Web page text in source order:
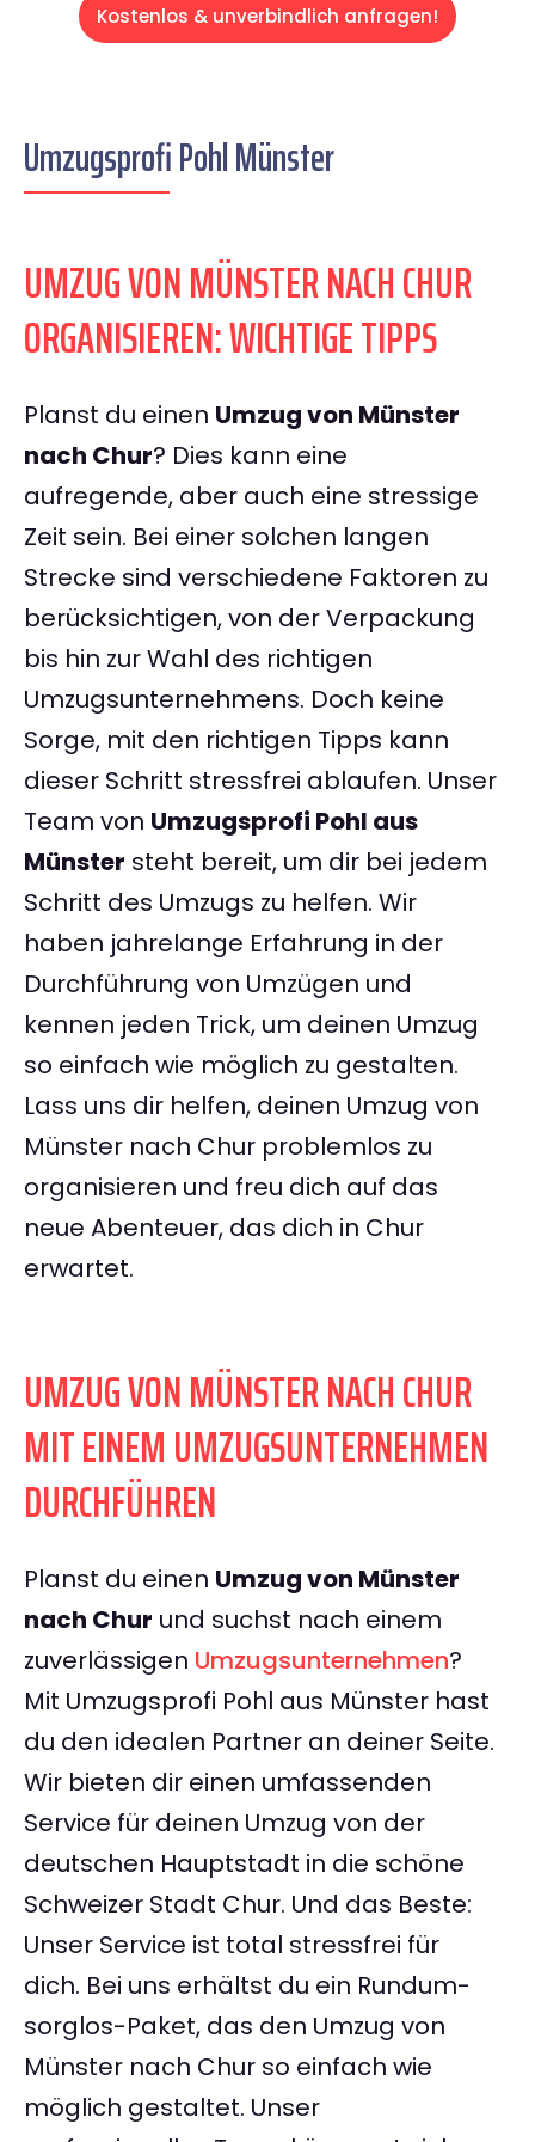
Kostenlos & unverbindlich anfragen!
Umzugsprofi Pohl Münster
UMZUG VON MÜNSTER NACH CHUR
ORGANISIEREN: WICHTIGE TIPPS
Planst du einen Umzug von Münster
nach Chur? Dies kann eine
aufregende, aber auch eine stressige
Zeit sein. Bei einer solchen langen
Strecke sind verschiedene Faktoren zu
berücksichtigen, von der Verpackung
bis hin zur Wahl des richtigen
Umzugsunternehmens. Doch keine
Sorge, mit den richtigen Tipps kann
dieser Schritt stressfrei ablaufen. Unser
Team von Umzugsprofi Pohl aus
Münster steht bereit, um dir bei jedem
Schritt des Umzugs zu helfen. Wir
haben jahrelange Erfahrung in der
Durchführung von Umzügen und
kennen jeden Trick, um deinen Umzug
so einfach wie möglich zu gestalten.
Lass uns dir helfen, deinen Umzug von
Münster nach Chur problemlos zu
organisieren und freu dich auf das
neue Abenteuer, das dich in Chur
erwartet.
UMZUG VON MÜNSTER NACH CHUR
MIT EINEM UMZUGSUNTERNEHMEN
DURCHFÜHREN
Planst du einen Umzug von Münster
nach Chur und suchst nach einem
zuverlässigen Umzugsunternehmen?
Mit Umzugsprofi Pohl aus Münster hast
du den idealen Partner an deiner Seite.
Wir bieten dir einen umfassenden
Service für deinen Umzug von der
deutschen Hauptstadt in die schöne
Schweizer Stadt Chur. Und das Beste:
Unser Service ist total stressfrei für
dich. Bei uns erhältst du ein Rundum-
sorglos-Paket, das den Umzug von
Münster nach Chur so einfach wie
möglich gestaltet. Unser